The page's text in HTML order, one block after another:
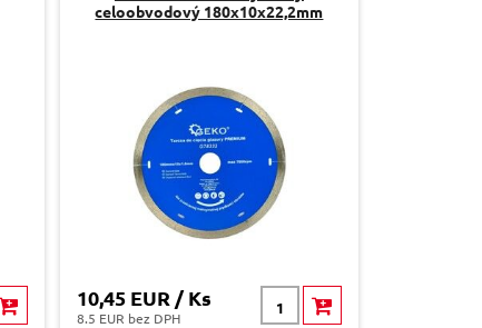
celoobvodový 180x10x22,2mm
10,45 EUR / Ks
8.5 EUR bez DPH